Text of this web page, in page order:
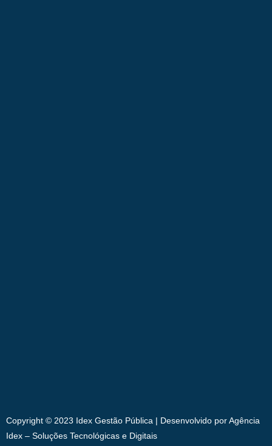
Copyright © 2023 Idex Gestão Pública | Desenvolvido por Agência
Idex – Soluções Tecnológicas e Digitais